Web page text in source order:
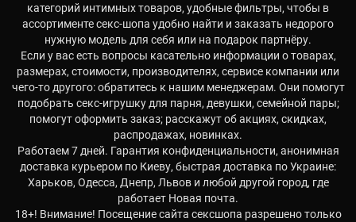
категорий интимных товаров, удобные фильтры, чтобы в
ассортименте секс-шопа удобно найти и заказать недорого
нужную модель для себя или на подарок партнёру.
Если у вас есть вопросы касательно информации о товарах,
размерах, стоимости, производителях, сервисе компании или
чего-то другого: обратитесь к нашим менеджерам. Они помогут
подобрать секс-игрушку для парня, девушки, семейной пары;
помогут оформить заказ; расскажут об акциях, скидках,
распродажах, новинках.
Работаем 7 дней. Гарантия конфиденциальности, анонимная
доставка курьером по Киеву, быстрая доставка по Украине:
Харьков, Одесса, Днепр, Львов и любой другой город, где
работает Новая почта.
18+! Внимание! Посещение сайта сексшопа разрешено только